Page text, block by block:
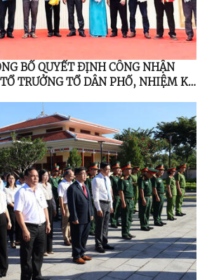
BỐ QUYẾT ĐỊNH CÔNG NHẬN
TRƯỞNG TỔ DÂN PHỐ, NHIỆM KỲ